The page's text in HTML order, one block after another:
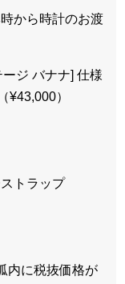
から時計のお渡
ジ バナナ] 仕様
¥43,000）
トラップ
内に税抜価格が